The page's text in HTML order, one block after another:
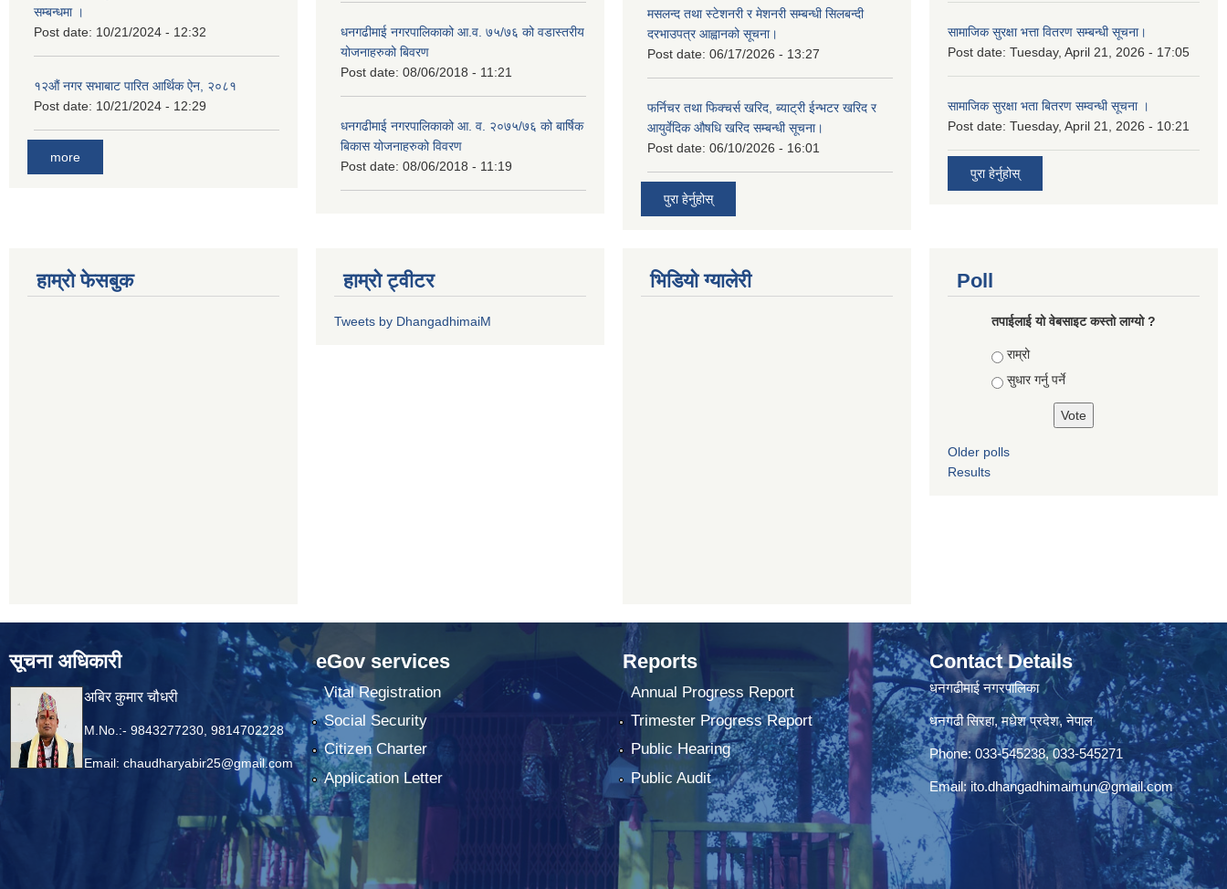
सम्बन्धमा ।
Post date: 10/21/2024 - 12:32
१२औं नगर सभाबाट पारित आर्थिक ऐन, २०८१
Post date: 10/21/2024 - 12:29
more
धनगढीमाई नगरपालिकाको आ.व. ७५/७६ को वडास्तरीय
योजनाहरुको बिवरण
Post date: 08/06/2018 - 11:21
धनगढीमाई नगरपालिकाको आ. व. २०७५/७६ को बार्षिक
बिकास योजनाहरुको विवरण
Post date: 08/06/2018 - 11:19
मसलन्द तथा स्टेशनरी र मेशनरी सम्बन्धी सिलबन्दी
दरभाउपत्र आह्वानको सूचना।
Post date: 06/17/2026 - 13:27
फर्निचर तथा फिक्चर्स खरिद, ब्याट‍्री ईन्भटर खरिद र
आयुर्वेदिक औषधि खरिद सम्बन्धी सूचना।
Post date: 06/10/2026 - 16:01
पुरा हेर्नुहोस्
सामाजिक सुरक्षा भत्ता वितरण सम्‍बन्धी सूचना।
Post date: Tuesday, April 21, 2026 - 17:05
सामाजिक सुरक्षा भता बितरण सम्वन्धी सूचना ।
Post date: Tuesday, April 21, 2026 - 10:21
पुरा हेर्नुहोस्
हाम्रो फेसबुक हाम्रो ट्वीटर
Tweets by DhangadhimaiM
भिडियाे ग्यालेरी Poll
तपाई‌लाई यो वेबसाइट कस्तो लाग्यो ?
Choices
राम्रो
सुधार गर्नु पर्ने
Older polls
Results
सूचना अधिकारी
अबिर कुमार चौधरी
M.No.:- 9843277230, 9814702228
Email: chaudharyabir25@gmail.com
eGov services
Vital Registration
Social Security
Citizen Charter
Application Letter
Reports
Annual Progress Report
Trimester Progress Report
Public Hearing
Public Audit
Contact Details
धनगढीमाई नगरपालिका
धनगढी सिरहा, मधेश प्रदेश, नेपाल
Phone: 033-545238, 033-545271
Email:ito.dhangadhimaimun@gmail.com